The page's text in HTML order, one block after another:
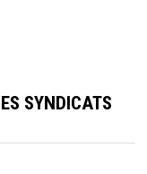
SYNDICATS